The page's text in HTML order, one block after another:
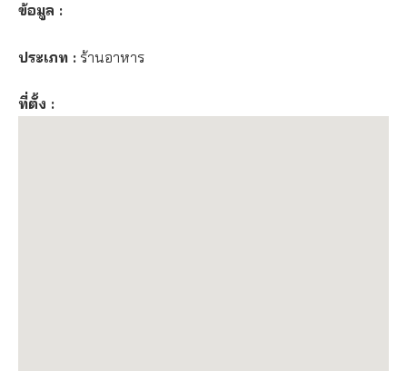
ข้อมูล :
ประเภท : ร้านอาหาร
ที่ตั้ง :